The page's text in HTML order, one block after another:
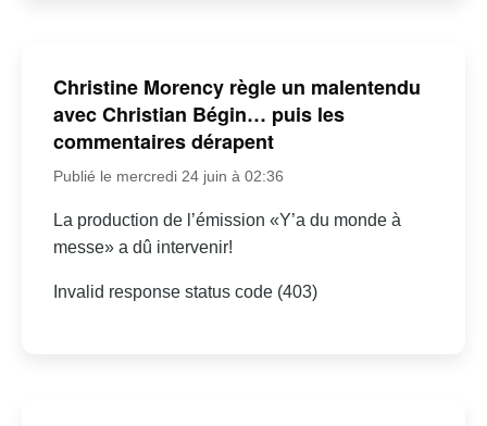
Christine Morency règle un malentendu
avec Christian Bégin… puis les
commentaires dérapent
Publié le mercredi 24 juin à 02:36
La production de l’émission «Y’a du monde à
messe» a dû intervenir!
Invalid response status code (403)